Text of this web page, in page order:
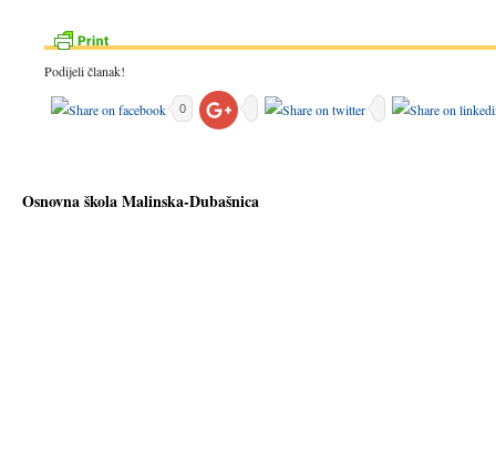
Podijeli članak!
0
Osnovna škola Malinska-Dubašnica